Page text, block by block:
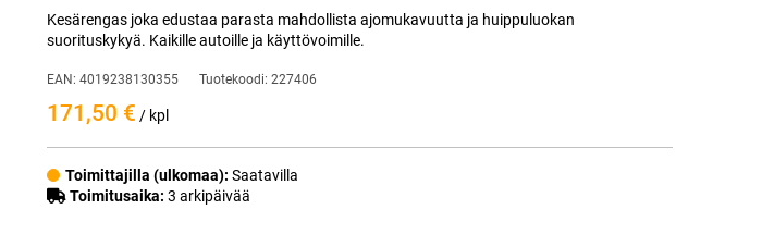
Kesärengas joka edustaa parasta mahdollista ajomukavuutta ja huippuluokan
suorituskykyä. Kaikille autoille ja käyttövoimille.
EAN: 4019238130355 Tuotekoodi: 227406
171,50 € / kpl
Toimittajilla (ulkomaa): Saatavilla
Toimitusaika: 3 arkipäivää